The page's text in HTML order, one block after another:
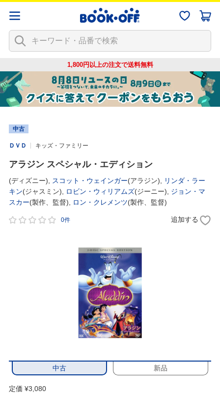
1,800円以上の注文で送料無料
中古
ＤＶＤ キッズ・ファミリー
アラジン スペシャル・エディション
(ディズニー), スコット・ウェインガー(アラジン),
リンダ・ラー
キン(ジャスミン), ロビン・ウィリアムズ(ジーニー),
ジョン・マ
スカー(製作、監督), ロン・クレメンツ(製作、監督)
0件 追加する
中古 新品
定価 ¥3,080